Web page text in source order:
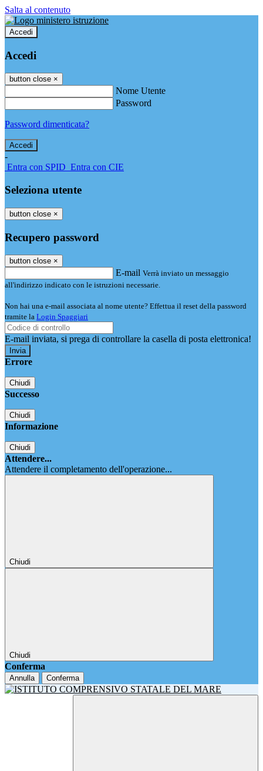
Salta al contenuto
Accedi
Accedi
button close ×
Nome Utente
Password
Password dimenticata?
-
Entra con SPID Entra con CIE
Seleziona utente
button close ×
Recupero password
button close ×
E-mail Verrà inviato un messaggio
all'indirizzo indicato con le istruzioni necessarie.
Non hai una e-mail associata al nome utente? Effettua il reset della password
tramite la Login Spaggiari
E-mail inviata, si prega di controllare la casella di posta elettronica!
Errore
Chiudi
Successo
Chiudi
Informazione
Chiudi
Attendere...
Attendere il completamento dell'operazione...
Chiudi
Chiudi
Conferma
Annulla Conferma